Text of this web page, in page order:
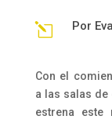
l Por
Con el
a las salas de
estrena este